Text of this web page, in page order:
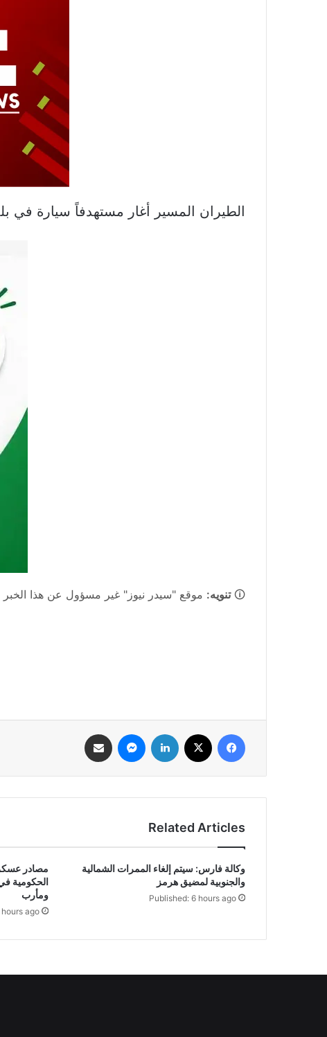
الطيران المسير أغار مستهدفاً سيارة في
🛈تنويه: موقع "سيدر نيوز" غير مسؤول عن هذا
فيسبوك لينكدإن ماسنجر
Related Articles
وكالة فارس: سيتم إلغاء الممرات الشمالية
والجنوبية لمضيق هرمز
Published: 6 hours ago
الحكومية
ومأرب
ago